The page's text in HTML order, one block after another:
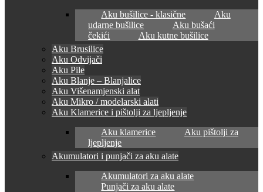
Aku bušilice - klasične
Aku
udarne bušilice
Aku bušaći
čekići
Aku kutne bušilice
Aku Brusilice
Aku Odvijači
Aku Pile
Aku Blanje – Blanjalice
Aku Višenamjenski alat
Aku Mikro / modelarski alati
Aku Klamerice i pištolji za ljepljenje
Aku klamerice
Aku pištolji za
ljepljenje
Akumulatori i punjači za aku alate
Akumulatori za aku alate
Punjači za aku alate